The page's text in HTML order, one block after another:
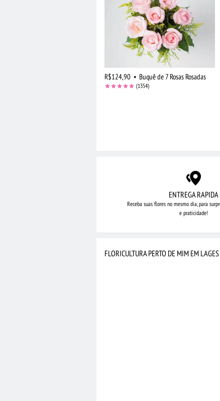
R$124,90 • Buquê de 7 Rosas Rosadas
(1354)
ENTREGA RAPIDA
Receba suas flores no mesmo dia,para
e praticidade!
FLORICULTURA PERTO DE MIM EM LAGES